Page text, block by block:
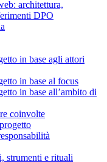
architettura,
DPO
in base agli attori
in base al focus
in base all’ambito di
coinvolte
strumenti e rituali